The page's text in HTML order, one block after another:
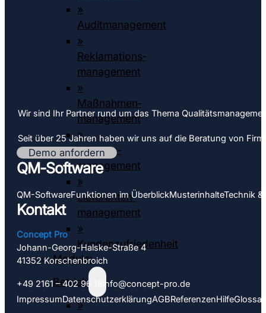
»
Auditmanagement
»
Reklamations­
management
»
Maßnahmen­
management
»
Wissens­
management
»
Lieferanten­­­
management
»
Kundenzufriedenheit
Module:
Betrieb
»
Wir sind Ihr Partner rund um das Thema
Seit über 25 Jahren haben wir uns auf die Beratung von
Demo anfordern
QM-Software
QM-SoftwareFunktionen im ÜberblickMuster­inhalteTechnik
Kontakt
Concept Pro
Johann-Georg-Halske-Straße 4
41352 Korschen­­broich
+49 2161 – 402 96 18
info@concept-pro.de
ImpressumDatenschutz­­erklärungAGBReferenzenHilfeGlossar